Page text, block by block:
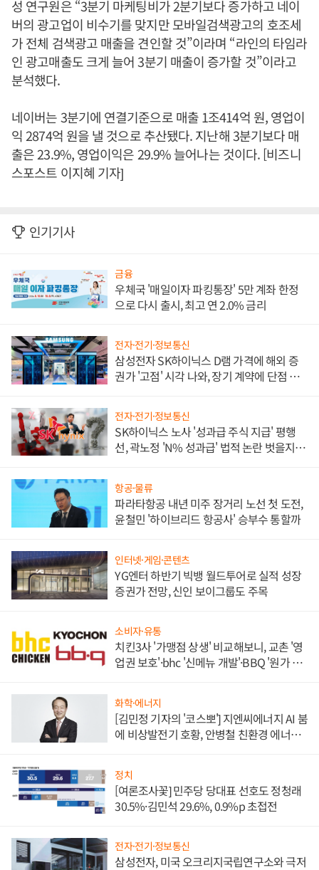
성 연구원은 “3분기 마케팅비가 2분기보다 증가하고 네이
버의 광고업이 비수기를 맞지만 모바일검색광고의 호조세
가 전체 검색광고 매출을 견인할 것”이라며 “라인의 타임라
인 광고매출도 크게 늘어 3분기 매출이 증가할 것”이라고
분석했다.
네이버는 3분기에 연결기준으로 매출 1조414억 원, 영업이
익 2874억 원을 낼 것으로 추산됐다. 지난해 3분기보다 매
출은 23.9%, 영업이익은 29.9% 늘어나는 것이다. [비즈니
스포스트 이지혜 기자]
인기기사
금융
우체국 '매일이자 파킹통장' 5만 계좌 한정
으로 다시 출시, 최고 연 2.0% 금리
전자·전기·정보통신
삼성전자 SK하이닉스 D램 가격에 해외 증
권가 '고점' 시각 나와, 장기 계약에 단점 부
전자·전기·정보통신
SK하이닉스 노사 '성과급 주식 지급' 평행
선, 곽노정 'N% 성과급' 법적 논란 벗을지 주
항공·물류
파라타항공 내년 미주 장거리 노선 첫 도전,
윤철민 '하이브리드 항공사' 승부수 통할까
인터넷·게임·콘텐츠
YG엔터 하반기 빅뱅 월드투어로 실적 성장
증권가 전망, 신인 보이그룹도 주목
소비자·유통
치킨3사 '가맹점 상생' 비교해보니, 교촌 '영
업권 보호'·bhc '신메뉴 개발'·BBQ '원가 부
화학·에너지
[김민정 기자의 '코스뽀'] 지엔씨에너지 AI 붐
에 비상발전기 호황, 안병철 친환경 에너지
정치
[여론조사꽃] 민주당 당대표 선호도 정청래
30.5%·김민석 29.6%, 0.9%p 초접전
전자·전기·정보통신
삼성전자, 미국 오크리지국립연구소와 극저